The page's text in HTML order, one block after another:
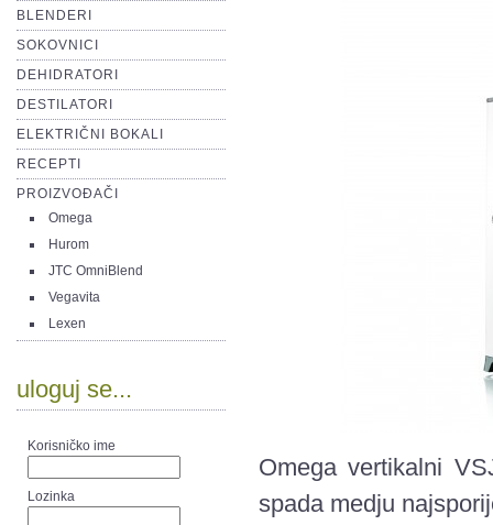
BLENDERI
SOKOVNICI
DEHIDRATORI
DESTILATORI
ELEKTRIČNI BOKALI
RECEPTI
PROIZVOĐAČI
Omega
Hurom
JTC OmniBlend
Vegavita
Lexen
uloguj se...
Korisničko ime
Lozinka
Omega vertikalni
spada medju